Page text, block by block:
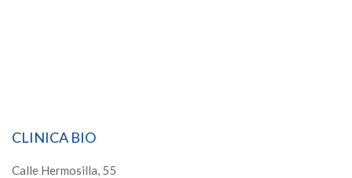
CLINICA BIO
Calle Hermosilla, 55